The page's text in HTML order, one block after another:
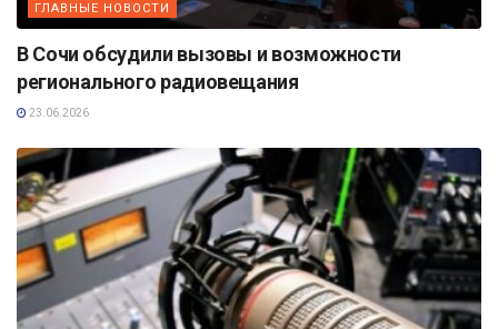
ГЛАВНЫЕ НОВОСТИ
В Сочи обсудили вызовы и возможности
регионального радиовещания
23.06.2026